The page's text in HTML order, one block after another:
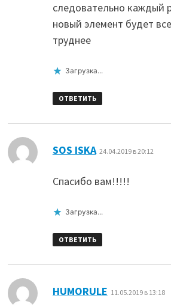
следовательно каждый
новый элемент будет
труднее
Загрузка...
ОТВЕТИТЬ
SOS ISKA 24.04.2019 в 20:12
Спасибо вам!!!!!
Загрузка...
ОТВЕТИТЬ
HUMORULE 11.05.2019 в 13:18